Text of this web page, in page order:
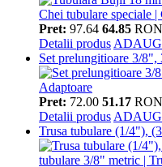
Pret: 97.64 64.85 RON
Detalii produs
Set prelungitioare 3/8",
Pret: 72.00 51.17 RON
Detalii produs
Trusa tubulare (1/4"),